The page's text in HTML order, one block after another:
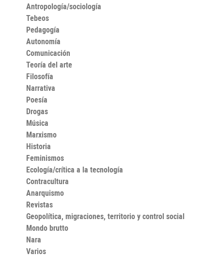
Antropología/sociología
Tebeos
Pedagogía
Autonomía
Comunicación
Teoría del arte
Filosofía
Narrativa
Poesía
Drogas
Música
Marxismo
Historia
Feminismos
Ecología/crítica a la tecnología
Contracultura
Anarquismo
Revistas
Geopolítica, migraciones, territorio y control social
Mondo brutto
Nara
Varios